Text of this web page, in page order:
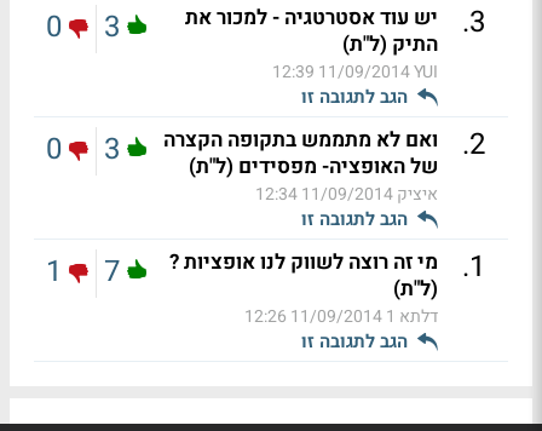
3
.
יש עוד אסטרטגיה - למכור את
התיק (ל"ת)
YUI
11/09/2014 12:39
הגב לתגובה זו
3
0
2
.
ואם לא מתממש בתקופה הקצרה
של האופציה- מפסידים (ל"ת)
איציק11/09/2014 12:34
הגב לתגובה זו
3
0
1
.
מי זה רוצה לשווק לנו אופציות ?
(ל"ת)
דלתא 1 11/09/2014 12:26
הגב לתגובה זו
7
1